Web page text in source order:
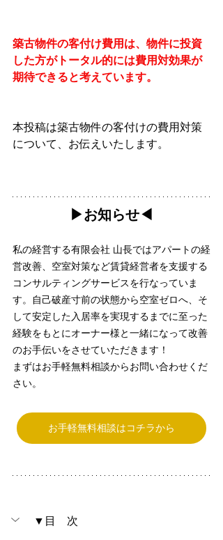
築古物件の客付け費用は、物件に投資
した方がトータル的には費用対効果が
期待できると考えています。
本投稿は築古物件の客付けの費用対策
について、お伝えいたします。
▶︎お知らせ◀︎
私の経営する有限会社 山長ではアパートの経
営改善、空室対策など賃貸経営者を支援する
コンサルティングサービスを行なっていま
す。自己破産寸前の状態から空室ゼロへ、そ
して安定した入居率を実現するまでに至った
経験をもとにオーナー様と一緒になって改善
のお手伝いをさせていただきます！
まずはお手軽無料相談からお問い合わせくだ
さい。
お手軽無料相談はコチラから
▼目　次